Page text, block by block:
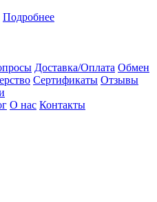
Подробнее
Доставка/Оплата Обмен
Сертификаты Отзывы
О нас Контакты